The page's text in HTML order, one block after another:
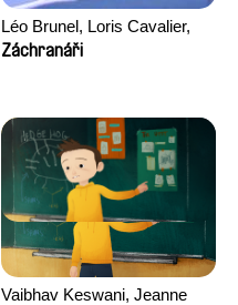
Léo Brunel, Loris Cavalier,
Camille Jalabert, Oscar Malet
Záchranáři
Vaibhav Keswani, Jeanne